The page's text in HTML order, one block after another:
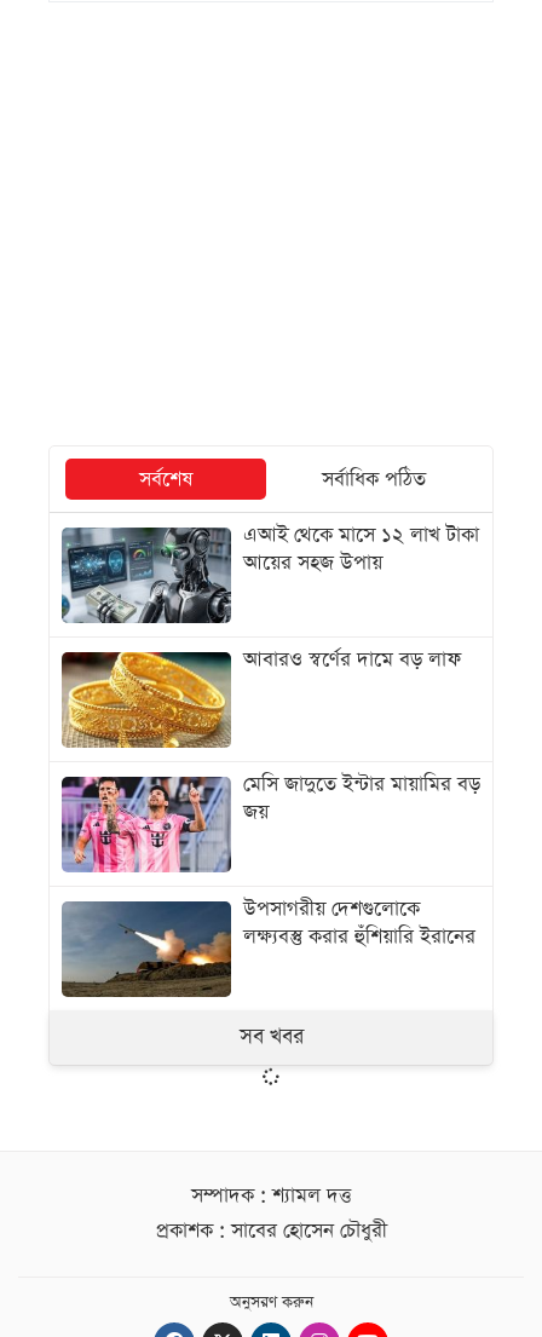
সর্বশেষ
সর্বাধিক পঠিত
এআই থেকে মাসে ১২ লাখ টাকা
আয়ের সহজ উপায়
আবারও স্বর্ণের দামে বড় লাফ
মেসি জাদুতে ইন্টার মায়ামির বড়
জয়
উপসাগরীয় দেশগুলোকে
লক্ষ্যবস্তু করার হুঁশিয়ারি ইরানের
সব খবর
সম্পাদক : শ্যামল দত্ত
প্রকাশক : সাবের হোসেন চৌধুরী
অনুসরণ করুন